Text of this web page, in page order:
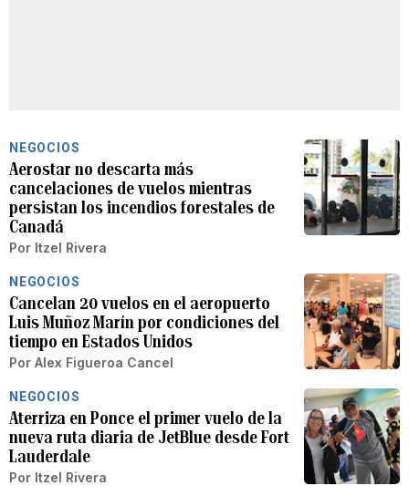
NEGOCIOS
Aerostar no descarta más
cancelaciones de vuelos mientras
persistan los incendios forestales de
Canadá
Por Itzel Rivera
NEGOCIOS
Cancelan 20 vuelos en el aeropuerto
Luis Muñoz Marín por condiciones del
tiempo en Estados Unidos
Por Alex Figueroa Cancel
NEGOCIOS
Aterriza en Ponce el primer vuelo de la
nueva ruta diaria de JetBlue desde Fort
Lauderdale
Por Itzel Rivera